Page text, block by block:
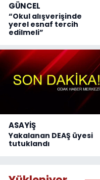
GÜNCEL
“Okul alışverişinde
yerel esnaf tercih
edilmeli”
ASAYİŞ
Yakalanan DEAŞ üyesi
tutuklandı